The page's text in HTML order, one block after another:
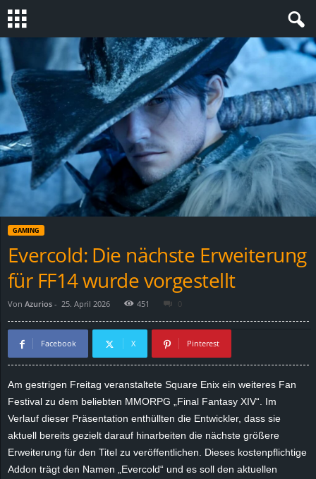
S
v
GAMING
Evercold: Die nächste Erweiterung
für FF14 wurde vorgestellt
Von Azurios - 25. April 2026 451 0
Facebook X Pinterest
Am gestrigen Freitag veranstaltete Square Enix ein weiteres Fan
Festival zu dem beliebten MMORPG „Final Fantasy XIV“. Im
Verlauf dieser Präsentation enthüllten die Entwickler, dass sie
aktuell bereits gezielt darauf hinarbeiten die nächste größere
Erweiterung für den Titel zu veröffentlichen. Dieses kostenpflichtige
Addon trägt den Namen „Evercold“ und es soll den aktuellen